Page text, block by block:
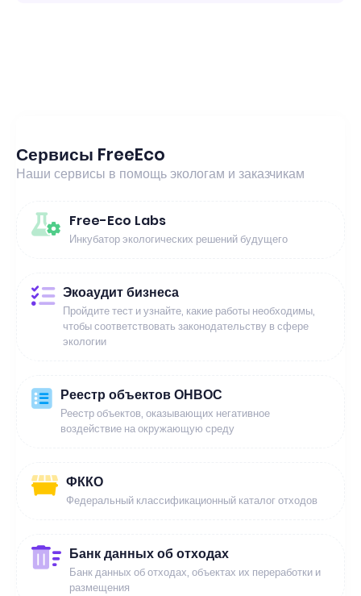
Сервисы FreeEco
Наши сервисы в помощь экологам и заказчикам
Free-Eco Labs
Инкубатор экологических решений будущего
Экоаудит бизнеса
Пройдите тест и узнайте, какие работы необходимы,
чтобы соответствовать законодательству в сфере
экологии
Реестр объектов ОНВОС
Реестр объектов, оказывающих негативное
воздействие на окружающую среду
ФККО
Федеральный классификационный каталог отходов
Банк данных об отходах
Банк данных об отходах, объектах их переработки и
размещения